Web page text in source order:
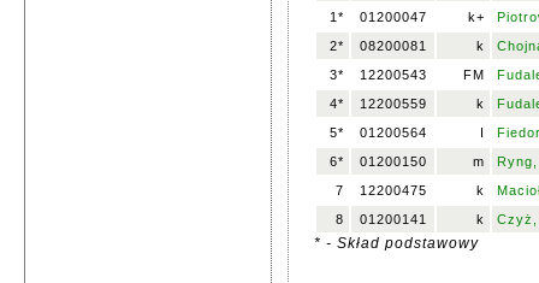
1* 01200047 k+
2*
08200081 k
3*
12200543 FM
4*
12200559 k
5*
01200564 I
6*
01200150 m
7
12200475 k
8
01200141 k
* - Skład podstawowy